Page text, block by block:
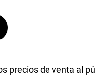
precios de venta al